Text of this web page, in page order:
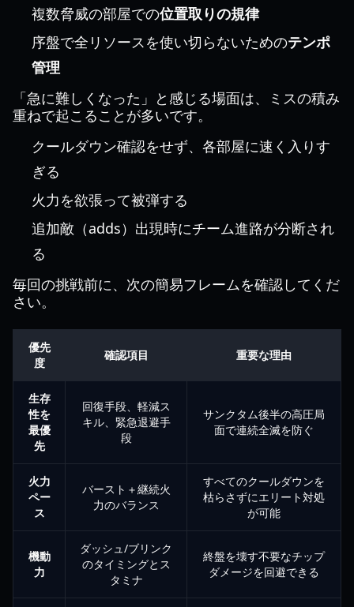
複数脅威の部屋での位置取りの規律
序盤で全リソースを使い切らないためのテンポ
管理
「急に難しくなった」と感じる場面は、ミスの積み
重ねで起こることが多いです。
クールダウン確認をせず、各部屋に速く入りす
ぎる
火力を欲張って被弾する
追加敵（adds）出現時にチーム進路が分断され
る
毎回の挑戦前に、次の簡易フレームを確認してくだ
さい。
優先
度
確認項目 重要な理由
生存
性を
最優
先
回復手段、軽減ス
キル、緊急退避手
段
サンクタム後半の高圧局
面で連続全滅を防ぐ
火力
ペー
ス
バースト＋継続火
力のバランス
すべてのクールダウンを
枯らさずにエリート対処
が可能
機動
力
ダッシュ/ブリンク
のタイミングとス
タミナ
終盤を壊す不要なチップ
ダメージを回避できる